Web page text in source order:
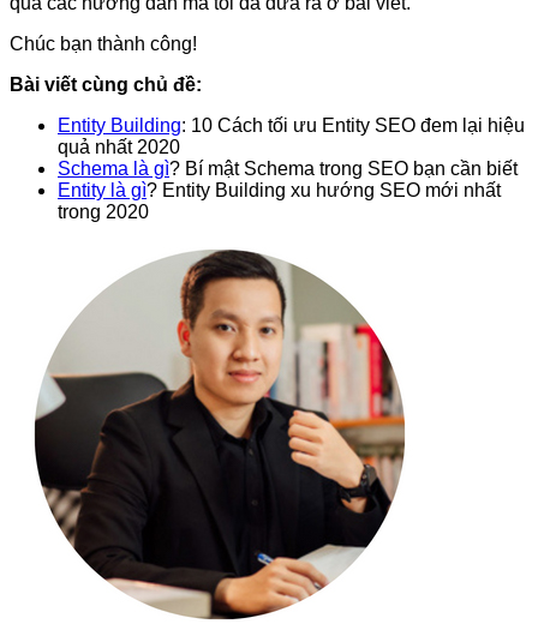
Chúc bạn thành công!
Bài viết cùng chủ đề:
Entity Building: 10 Cách tối ưu Entity SEO đem lại hiệu
quả nhất 2020
Schema là gì? Bí mật Schema trong SEO bạn cần biết
Entity là gì? Entity Building xu hướng SEO mới nhất
trong 2020